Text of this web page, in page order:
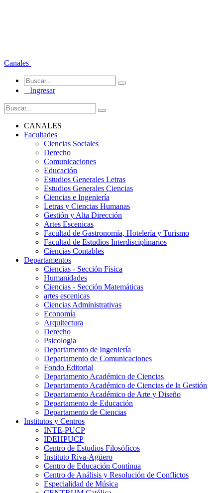
Canales
Ingresar
CANALES
Facultades
Ciencias Sociales
Derecho
Comunicaciones
Educación
Estudios Generales Letras
Estudios Generales Ciencias
Ciencias e Ingeniería
Letras y Ciencias Humanas
Gestión y Alta Dirección
Artes Escenicas
Facultad de Gastronomía, Hotelería y Turismo
Facultad de Estudios Interdisciplinarios
Ciencias Contables
Departamentos
Ciencias - Sección Física
Humanidades
Ciencias - Sección Matemáticas
artes escenicas
Ciencias Administrativas
Economía
Arquitectura
Derecho
Psicologia
Departamento de Ingeniería
Departamento de Comunicaciones
Fondo Editorial
Departamento Académico de Ciencias
Departamento Académico de Ciencias de la Gestión
Departamento Académico de Arte y Diseño
Departamento de Educación
Departamento de Ciencias
Institutos y Centros
INTE-PUCP
IDEHPUCP
Centro de Estudios Filosóficos
Instituto Riva-Agüero
Centro de Educación Contínua
Centro de Análisis y Resolución de Conflictos
Especialidad de Música